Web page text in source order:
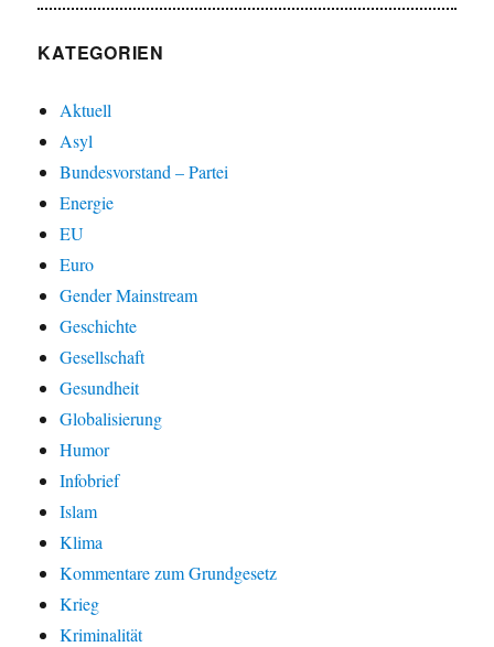
KATEGORIEN
Aktuell
Asyl
Bundesvorstand – Partei
Energie
EU
Euro
Gender Mainstream
Geschichte
Gesellschaft
Gesundheit
Globalisierung
Humor
Infobrief
Islam
Klima
Kommentare zum Grundgesetz
Krieg
Kriminalität